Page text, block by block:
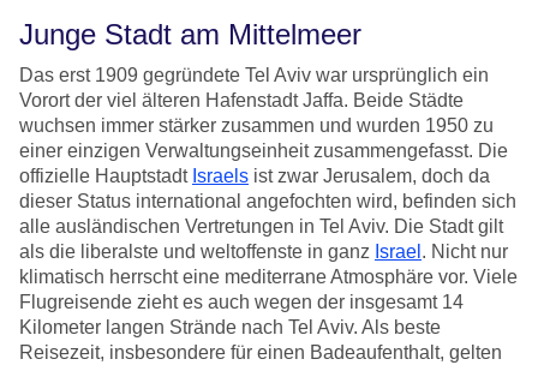
Junge Stadt am Mittelmeer
Das erst 1909 gegründete Tel Aviv war ursprünglich ein
Vorort der viel älteren Hafenstadt Jaffa. Beide Städte
wuchsen immer stärker zusammen und wurden 1950 zu
einer einzigen Verwaltungseinheit zusammengefasst. Die
offizielle Hauptstadt Israels ist zwar Jerusalem, doch da
dieser Status international angefochten wird, befinden sich
alle ausländischen Vertretungen in Tel Aviv. Die Stadt gilt
als die liberalste und weltoffenste in ganz Israel . Nicht nur
klimatisch herrscht eine mediterrane Atmosphäre vor. Viele
Flugreisende zieht es auch wegen der insgesamt 14
Kilometer langen Strände nach Tel Aviv. Als beste
Reisezeit, insbesondere für einen Badeaufenthalt, gelten